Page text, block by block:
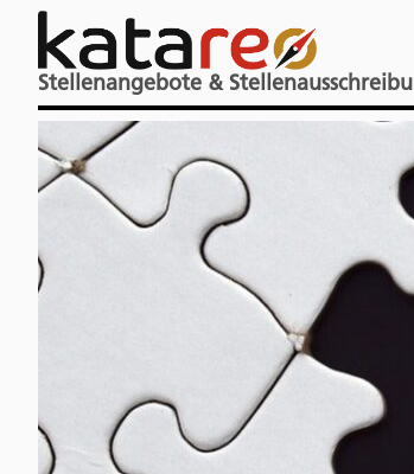
Stellenangebote &